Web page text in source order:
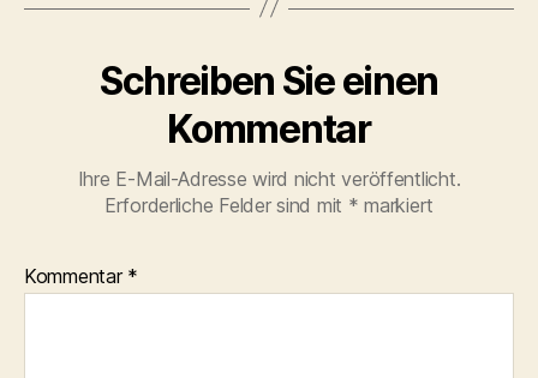
Schreiben Sie einen
Kommentar
Ihre E-Mail-Adresse wird nicht veröffentlicht.
Erforderliche Felder sind mit * markiert
Kommentar *